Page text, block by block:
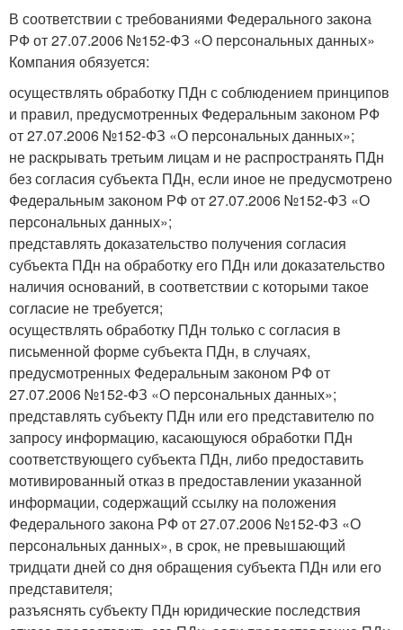
В соответствии с требованиями Федерального закона
РФ от 27.07.2006 №152-ФЗ «О персональных данных»
Компания обязуется:
осуществлять обработку ПДн с соблюдением принципов
и правил, предусмотренных Федеральным законом РФ
от 27.07.2006 №152-ФЗ «О персональных данных»;
не раскрывать третьим лицам и не распространять ПДн
без согласия субъекта ПДн, если иное не предусмотрено
Федеральным законом РФ от 27.07.2006 №152-ФЗ «О
персональных данных»;
представлять доказательство получения согласия
субъекта ПДн на обработку его ПДн или доказательство
наличия оснований, в соответствии с которыми такое
согласие не требуется;
осуществлять обработку ПДн только с согласия в
письменной форме субъекта ПДн, в случаях,
предусмотренных Федеральным законом РФ от
27.07.2006 №152-ФЗ «О персональных данных»;
представлять субъекту ПДн или его представителю по
запросу информацию, касающуюся обработки ПДн
соответствующего субъекта ПДн, либо предоставить
мотивированный отказ в предоставлении указанной
информации, содержащий ссылку на положения
Федерального закона РФ от 27.07.2006 №152-ФЗ «О
персональных данных», в срок, не превышающий
тридцати дней со дня обращения субъекта ПДн или его
представителя;
разъяснять субъекту ПДн юридические последствия